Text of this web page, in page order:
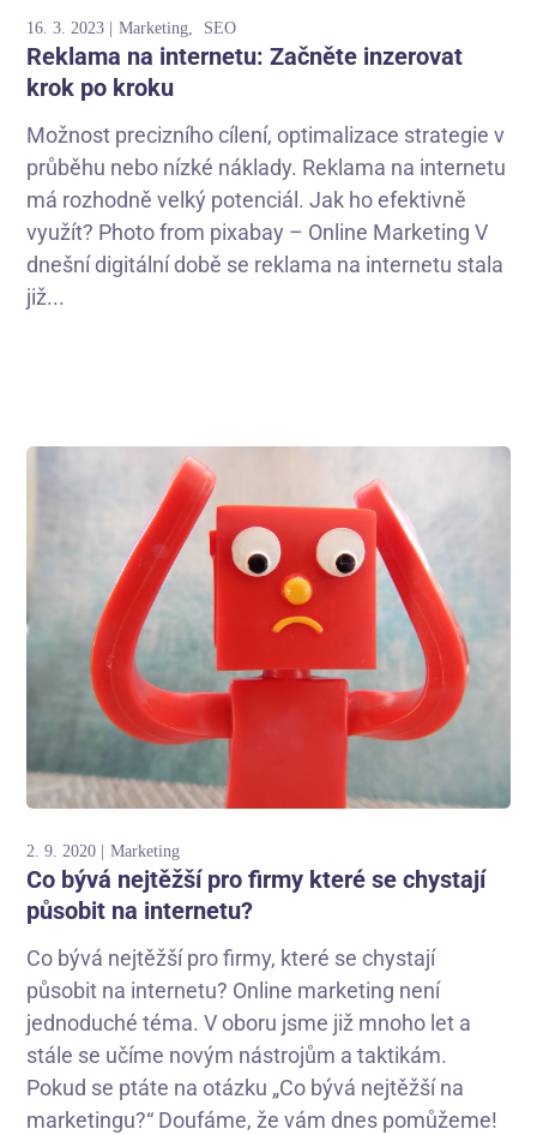
16. 3. 2023 Marketing SEO
Reklama na internetu: Začněte inzerovat
krok po kroku
Možnost precizního cílení, optimalizace strategie v
průběhu nebo nízké náklady. Reklama na internetu
má rozhodně velký potenciál. Jak ho efektivně
využít? Photo from pixabay – Online Marketing V
dnešní digitální době se reklama na internetu stala
již...
2. 9. 2020 Marketing
Co bývá nejtěžší pro firmy které se chystají
působit na internetu?
Co bývá nejtěžší pro firmy, které se chystají
působit na internetu? Online marketing není
jednoduché téma. V oboru jsme již mnoho let a
stále se učíme novým nástrojům a taktikám.
Pokud se ptáte na otázku „Co bývá nejtěžší na
marketingu?“ Doufáme, že vám dnes pomůžeme!